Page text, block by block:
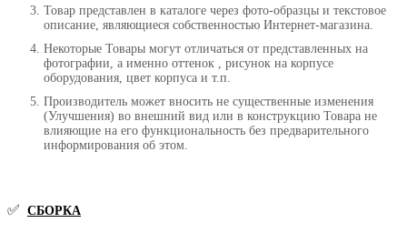
Товар представлен в каталоге через фото-образцы и текстовое
описание, являющиеся собственностью Интернет-магазина.
Некоторые Товары могут отличаться от представленных на
фотографии, а именно оттенок , рисунок на корпусе
оборудования, цвет корпуса и т.п.
Производитель может вносить не существенные изменения
(Улучшения) во внешний вид или в конструкцию Товара не
влияющие на его функциональность без предварительного
информирования об этом.
✅ СБОРКА